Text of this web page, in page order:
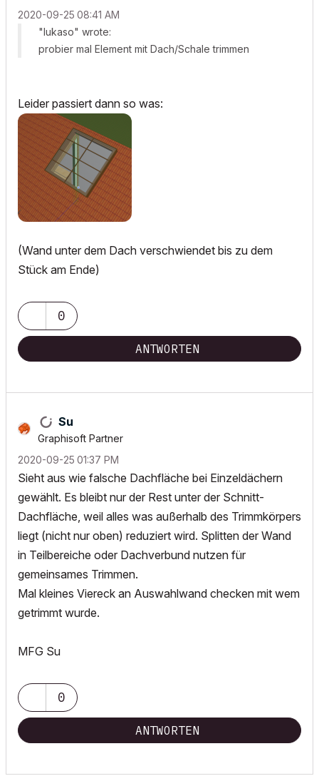
‎2020-09-25 08:41 AM
"lukaso" wrote:
probier mal Element mit Dach/Schale trimmen
Leider passiert dann so was:
(Wand unter dem Dach verschwiendet bis zu dem
Stück am Ende)
0
ANTWORTEN
Su
Graphisoft Partner
‎2020-09-25 01:37 PM
Sieht aus wie falsche Dachfläche bei Einzeldächern
gewählt. Es bleibt nur der Rest unter der Schnitt-
Dachfläche, weil alles was außerhalb des Trimmkörpers
liegt (nicht nur oben) reduziert wird. Splitten der Wand
in Teilbereiche oder Dachverbund nutzen für
gemeinsames Trimmen.
Mal kleines Viereck an Auswahlwand checken mit wem
getrimmt wurde.
MFG Su
0
ANTWORTEN